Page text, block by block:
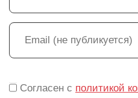
Согласен с политикой